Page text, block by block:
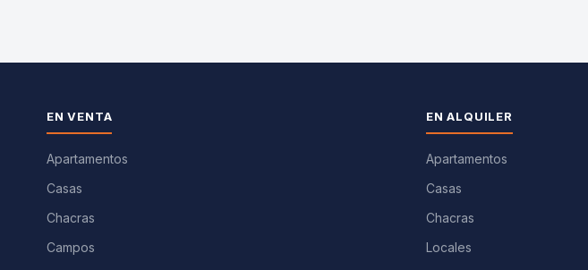
EN VENTA
Apartamentos
Casas
Chacras
Campos
EN ALQUILER
Apartamentos
Casas
Chacras
Locales